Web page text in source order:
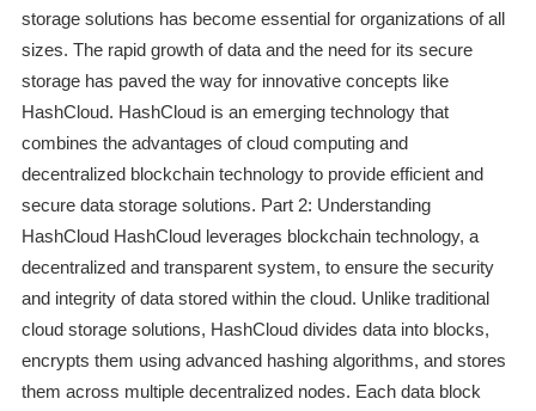
storage solutions has become essential for organizations of all
sizes. The rapid growth of data and the need for its secure
storage has paved the way for innovative concepts like
HashCloud. HashCloud is an emerging technology that
combines the advantages of cloud computing and
decentralized blockchain technology to provide efficient and
secure data storage solutions. Part 2: Understanding
HashCloud HashCloud leverages blockchain technology, a
decentralized and transparent system, to ensure the security
and integrity of data stored within the cloud. Unlike traditional
cloud storage solutions, HashCloud divides data into blocks,
encrypts them using advanced hashing algorithms, and stores
them across multiple decentralized nodes. Each data block